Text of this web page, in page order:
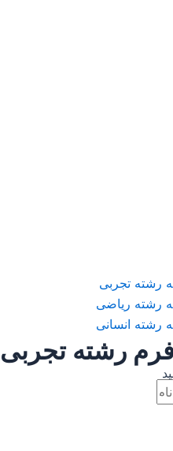
رشته تجربی
رشته ریاضی
رشته انسانی
رشته